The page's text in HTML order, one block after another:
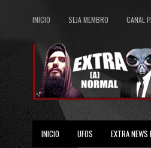
INICIO SEJA MEMBRO CANAL
INICIO UFOS EXTRA